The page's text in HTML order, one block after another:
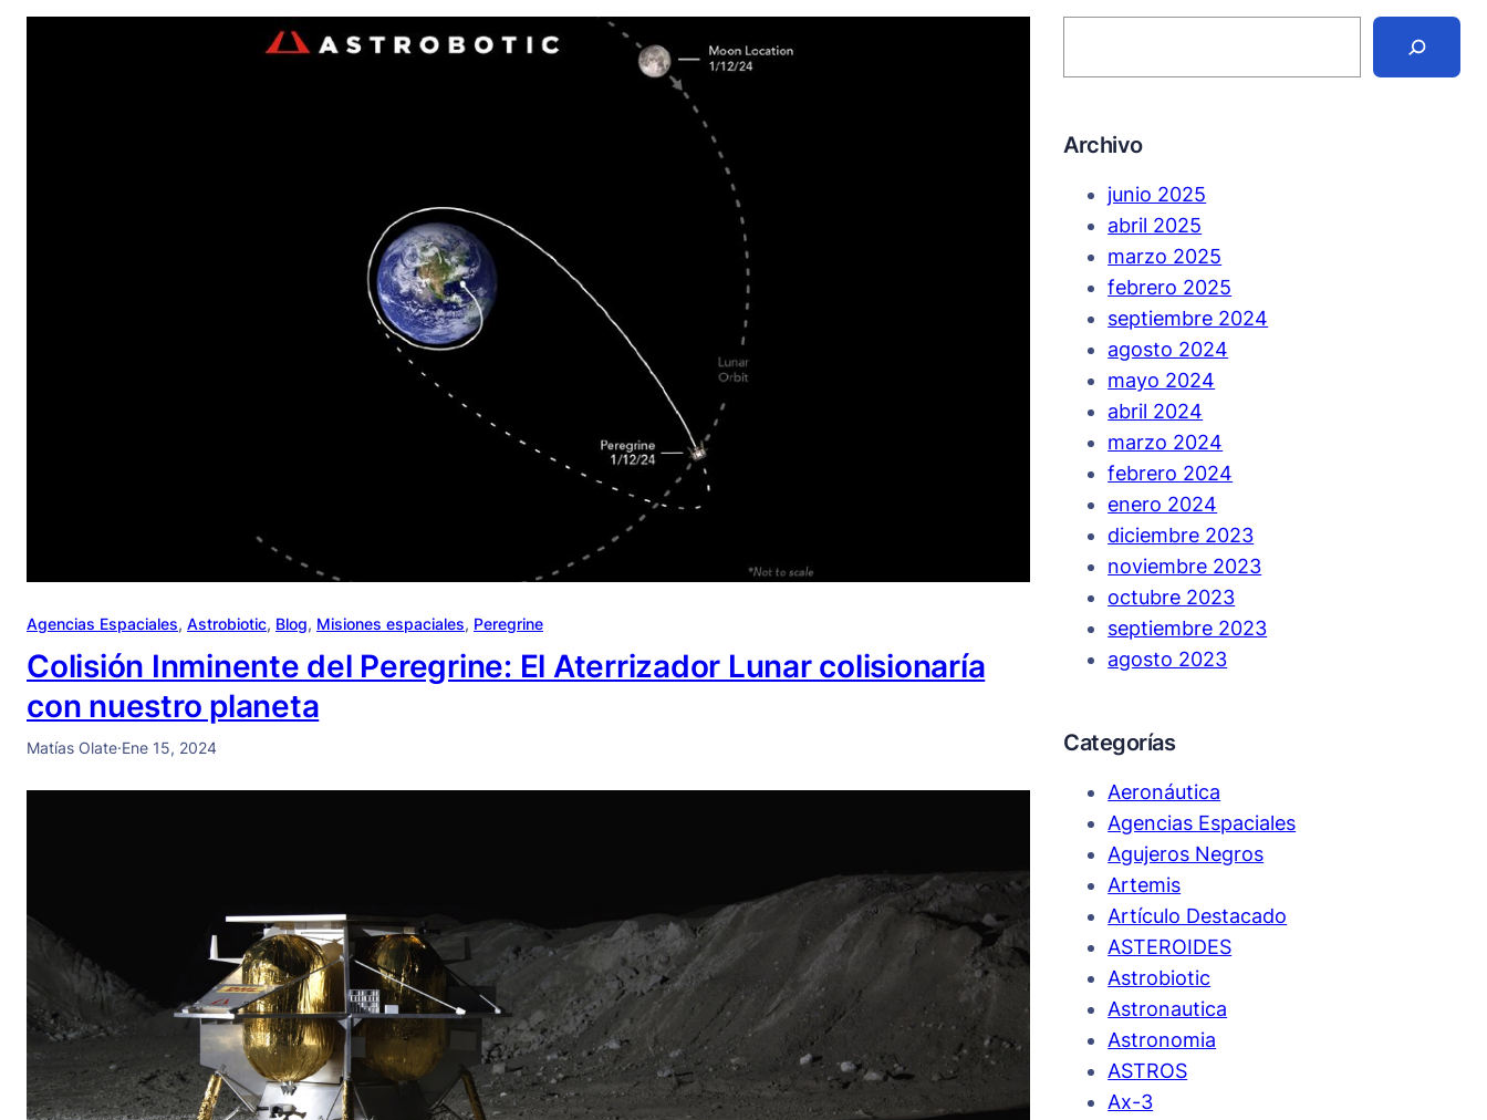
Agencias Espaciales, Astrobiotic, Blog, Misiones espaciales, Peregrine
Colisión Inminente del Peregrine: El Aterrizador Lunar colisionaría
con nuestro planeta
Matías Olate·Ene 15, 2024
S
r
Archivo
junio 2025
abril 2025
marzo 2025
febrero 2025
septiembre 2024
agosto 2024
mayo 2024
abril 2024
marzo 2024
febrero 2024
enero 2024
diciembre 2023
noviembre 2023
octubre 2023
septiembre 2023
agosto 2023
Categorías
Aeronáutica
Agencias Espaciales
Agujeros Negros
Artemis
Artículo Destacado
ASTEROIDES
Astrobiotic
Astronautica
Astronomia
ASTROS
Ax-3